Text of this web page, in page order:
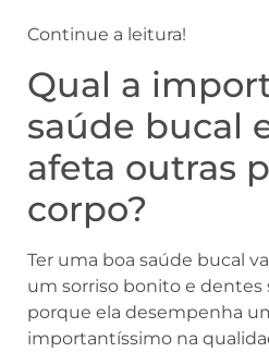
Continue a leitura!
Qual a
saúde bucal
afeta outras
corpo?
Ter uma boa saúde bucal
um sorriso bonito e dentes
porque ela desempenha
importantíssimo na